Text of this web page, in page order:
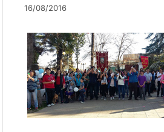
16/08/2016